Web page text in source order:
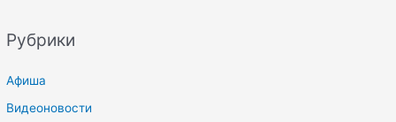
Рубрики
Афиша
Видеоновости